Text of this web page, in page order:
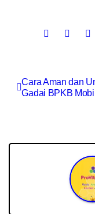
Post
navigation
Cara Aman dan
Gadai BPKB